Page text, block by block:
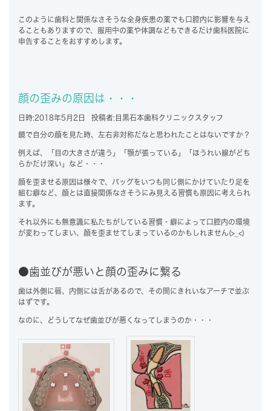
このように歯科と関係なさそうな全身疾患の薬でも口腔内に影響を与え
ることもありますので、服用中の薬や体調などもできるだけ歯科医院に
申告することをおすすめします。
顔の歪みの原因は・・・
日時:2018年5月2日 投稿者: 目黒石本歯科クリニックスタッフ
鏡で自分の顔を見た時、左右非対称だなと思われたことはないですか？
例えば、「目の大きさが違う」「顎が張っている」「ほうれい線がどち
らかだけ深い」など・・・
顔を歪ませる原因は様々で、バッグをいつも同じ側にかけていたり足を
組む癖など、顔とは直接関係なさそうにみ見える習慣も原因に考えられ
ます。
それ以外にも無意識に私たちがしている習慣・癖によって口腔内の環境
が変わってしまい、顔を歪ませてしまっているのかもしれません(>_<)
●歯並びが悪いと顔の歪みに繋る
歯は外側に唇、内側には舌があるので、その間にきれいなアーチで並ぶ
はずです。
なのに、どうしてなぜ歯並びが悪くなってしまうのか・・・